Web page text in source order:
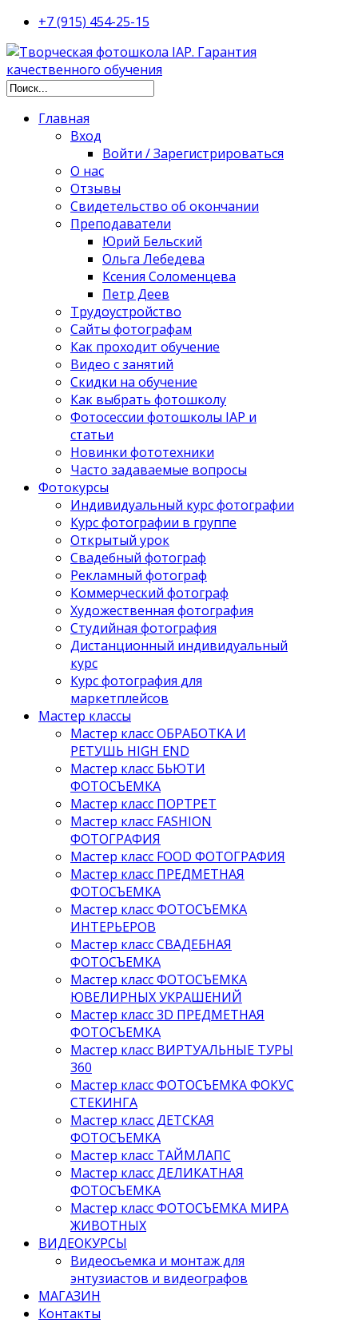
+7 (915) 454-25-15
Главная
Вход
Войти / Зарегистрироваться
О нас
Отзывы
Свидетельство об окончании
Преподаватели
Юрий Бельский
Ольга Лебедева
Ксения Соломенцева
Петр Деев
Трудоустройство
Сайты фотографам
Как проходит обучение
Видео с занятий
Скидки на обучение
Как выбрать фотошколу
Фотосессии фотошколы IAP и
статьи
Новинки фототехники
Часто задаваемые вопросы
Фотокурсы
Индивидуальный курс фотографии
Курс фотографии в группе
Открытый урок
Свадебный фотограф
Рекламный фотограф
Коммерческий фотограф
Художественная фотография
Студийная фотография
Дистанционный индивидуальный
курс
Курс фотография для
маркетплейсов
Мастер классы
Мастер класс ОБРАБОТКА И
РЕТУШЬ HIGH END
Мастер класс БЬЮТИ
ФОТОСЪЕМКА
Мастер класс ПОРТРЕТ
Мастер класс FASHION
ФОТОГРАФИЯ
Мастер класс FOOD ФОТОГРАФИЯ
Мастер класс ПРЕДМЕТНАЯ
ФОТОСЪЕМКА
Мастер класс ФОТОСЪЕМКА
ИНТЕРЬЕРОВ
Мастер класс СВАДЕБНАЯ
ФОТОСЪЕМКА
Мастер класс ФОТОСЪЕМКА
ЮВЕЛИРНЫХ УКРАШЕНИЙ
Мастер класс 3D ПРЕДМЕТНАЯ
ФОТОСЪЕМКА
Мастер класс ВИРТУАЛЬНЫЕ ТУРЫ
360
Мастер класс ФОТОСЪЕМКА ФОКУС
СТЕКИНГА
Мастер класс ДЕТСКАЯ
ФОТОСЪЕМКА
Мастер класс ТАЙМЛАПС
Мастер класс ДЕЛИКАТНАЯ
ФОТОСЪЕМКА
Мастер класс ФОТОСЪЕМКА МИРА
ЖИВОТНЫХ
ВИДЕОКУРСЫ
Видеосъемка и монтаж для
энтузиастов и видеографов
МАГАЗИН
Контакты